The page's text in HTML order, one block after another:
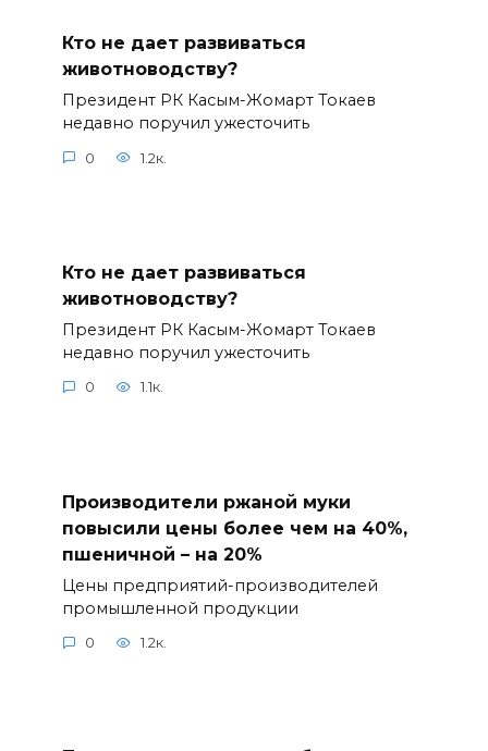
Кто не дает развиваться
животноводству?
Президент РК Касым-Жомарт Токаев
недавно поручил ужесточить
0 1.2к.
Кто не дает развиваться
животноводству?
Президент РК Касым-Жомарт Токаев
недавно поручил ужесточить
0 1.1к.
Производители ржаной муки
повысили цены более чем на 40%,
пшеничной – на 20%
Цены предприятий-производителей
промышленной продукции
0 1.2к.